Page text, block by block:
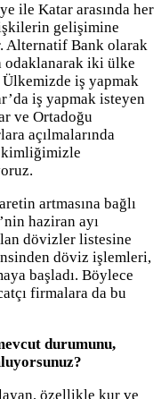
ile Katar arasında her
gelişimine
Alternatif Bank olarak
odaklanarak iki ülke
iş yapmak
iş yapmak isteyen
ve Ortadoğu
açılmalarında
kimliğimizle
artmasına bağlı
haziran ayı
dövizler listesine
döviz işlemleri,
başladı. Böylece
firmalara da bu
durumunu,
özellikle kur ve